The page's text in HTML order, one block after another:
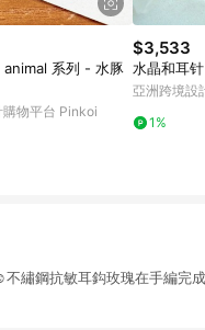
系列 - 水豚
物平台 Pinkoi
$3,533
水晶和耳针
亞洲跨境設
1%
鋼抗敏耳鈎玫瑰在手編完